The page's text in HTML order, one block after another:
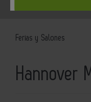
Ferias y Salones
Hannover